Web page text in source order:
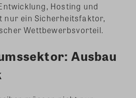
Hosting und
nur ein Sicherheitsfaktor,
Wettbewerbsvorteil.
Ausbau